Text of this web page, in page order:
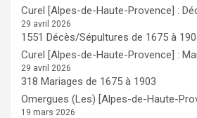
Curel [Alpes-de-Haute-Provence] :
29 avril 2026
1551 Décès/Sépultures de 1675 à
Curel [Alpes-de-Haute-Provence] :
29 avril 2026
318 Mariages de 1675 à 1903
Omergues (Les) [Alpes-de-Haute-
19 mars 2026